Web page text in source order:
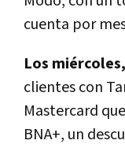
cuenta por
Los miércoles,
clientes con
Mastercard
BNA+, un